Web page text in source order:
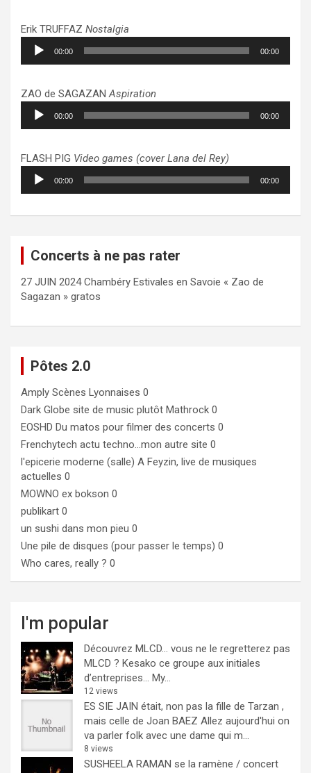
Erik TRUFFAZ Nostalgia
Lecteur
audio
00:00 00:00
ZAO de SAGAZANAspiration
Lecteur
audio
00:00 00:00
FLASH PIG Video games (cover Lana del Rey)
Lecteur
audio
00:00 00:00
Concerts à ne pas rater
27 JUIN 2024 Chambéry Estivales en Savoie « Zao de
Sagazan » gratos
Pôtes 2.0
Amply Scènes Lyonnaises 0
Dark Globe site de music plutôt Mathrock 0
EOSHD Du matos pour filmer des concerts 0
Frenchytech actu techno…mon autre site 0
l'epicerie moderne (salle) A Feyzin, live de musiques
actuelles 0
MOWNO ex bokson 0
publikart 0
un sushi dans mon pieu 0
Une pile de disques (pour passer le temps) 0
Who cares, really ? 0
I'm popular
Découvrez MLCD… vous ne le regretterez pas
MLCD ? Kesako ce groupe aux initiales
d’entreprises… My...
12 views
ES SIE JAIN était, non pas la fille de Tarzan ,
mais celle de Joan BAEZ Allez aujourd'hui on
va parler folk avec une dame qui m...
8 views
SUSHEELA RAMAN se la ramène / concert